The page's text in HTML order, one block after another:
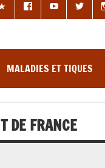
MALADIES ET TIQUES
DE FRANCE